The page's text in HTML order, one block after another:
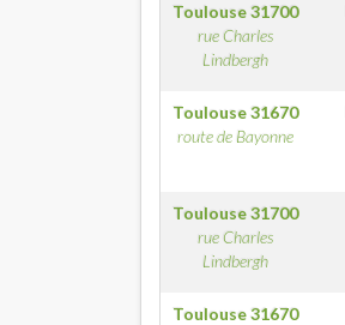
Toulouse31700
rue Charles
Lindbergh
Toulouse31670
route de Bayonne
Toulouse31700
rue Charles
Lindbergh
Toulouse31670